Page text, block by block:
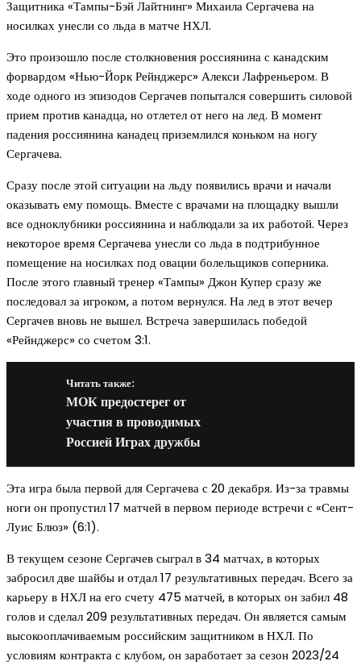
Защитника «Тампы-Бэй Лайтнинг» Михаила Сергачева на
носилках унесли со льда в матче НХЛ.
Это произошло после столкновения россиянина с канадским
форвардом «Нью-Йорк Рейнджерс» Алекси Лафреньером. В
ходе одного из эпизодов Сергачев попытался совершить силовой
прием против канадца, но отлетел от него на лед. В момент
падения россиянина канадец приземлился коньком на ногу
Сергачева.
Сразу после этой ситуации на льду появились врачи и начали
оказывать ему помощь. Вместе с врачами на площадку вышли
все одноклубники россиянина и наблюдали за их работой. Через
некоторое время Сергачева унесли со льда в подтрибунное
помещение на носилках под овации болельщиков соперника.
После этого главный тренер «Тампы» Джон Купер сразу же
последовал за игроком, а потом вернулся. На лед в этот вечер
Сергачев вновь не вышел. Встреча завершилась победой
«Рейнджерс» со счетом 3:1.
Читать также:
МОК предостерег от
участия в проводимых
Россией Играх дружбы
Эта игра была первой для Сергачева с 20 декабря. Из-за травмы
ноги он пропустил 17 матчей в первом периоде встречи с «Сент-
Луис Блюз» (6:1).
В текущем сезоне Сергачев сыграл в 34 матчах, в которых
забросил две шайбы и отдал 17 результативных передач. Всего за
карьеру в НХЛ на его счету 475 матчей, в которых он забил 48
голов и сделал 209 результативных передач. Он является самым
высокооплачиваемым российским защитником в НХЛ. По
условиям контракта с клубом, он заработает за сезон 2023/24